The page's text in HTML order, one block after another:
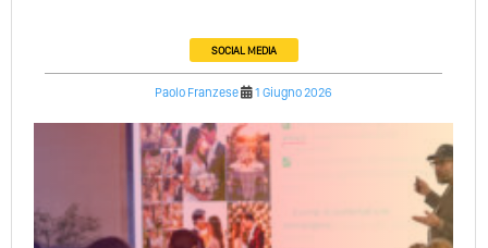
SOCIAL MEDIA
Paolo Franzese 1 Giugno 2026